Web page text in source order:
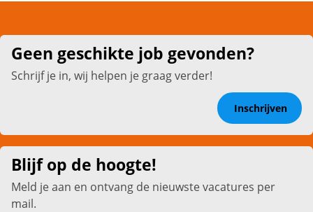
Geen geschikte job gevonden?
Schrijf je in, wij helpen je graag verder!
Inschrijven
Blijf op de hoogte!
Meld je aan en ontvang de nieuwste vacatures per
mail.